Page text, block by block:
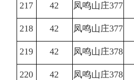
217 42 凤鸣山庄377
218 42 凤鸣山庄377
219 42 凤鸣山庄378
220 42 凤鸣山庄378